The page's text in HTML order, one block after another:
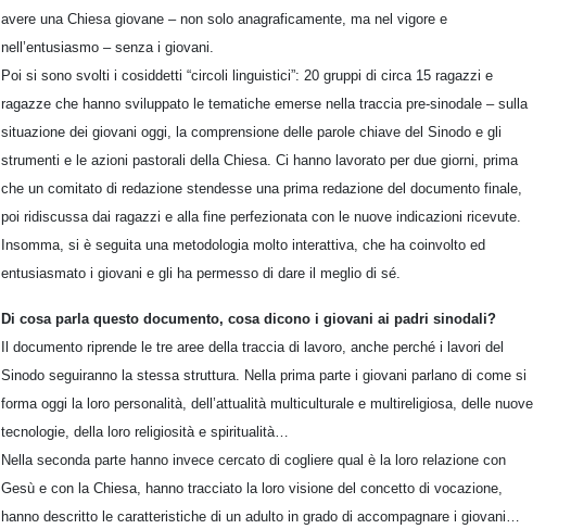
avere una Chiesa giovane – non solo anagraficamente, ma nel vigore e
nell’entusiasmo – senza i giovani.
Poi si sono svolti i cosiddetti “circoli linguistici”: 20 gruppi di circa 15 ragazzi e
ragazze che hanno sviluppato le tematiche emerse nella traccia pre-sinodale – sulla
situazione dei giovani oggi, la comprensione delle parole chiave del Sinodo e gli
strumenti e le azioni pastorali della Chiesa. Ci hanno lavorato per due giorni, prima
che un comitato di redazione stendesse una prima redazione del documento finale,
poi ridiscussa dai ragazzi e alla fine perfezionata con le nuove indicazioni ricevute.
Insomma, si è seguita una metodologia molto interattiva, che ha coinvolto ed
entusiasmato i giovani e gli ha permesso di dare il meglio di sé.
Di cosa parla questo documento, cosa dicono i giovani ai padri sinodali?
Il documento riprende le tre aree della traccia di lavoro, anche perché i lavori del
Sinodo seguiranno la stessa struttura. Nella prima parte i giovani parlano di come si
forma oggi la loro personalità, dell’attualità multiculturale e multireligiosa, delle nuove
tecnologie, della loro religiosità e spiritualità…
Nella seconda parte hanno invece cercato di cogliere qual è la loro relazione con
Gesù e con la Chiesa, hanno tracciato la loro visione del concetto di vocazione,
hanno descritto le caratteristiche di un adulto in grado di accompagnare i giovani…